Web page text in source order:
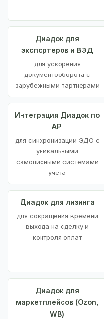
Диадок для
экспортеров и ВЭД
для ускорения
документооборота с
зарубежными партнерами
Интеграция Диадок по
API
для синхронизации ЭДО с
уникальными
самописными системами
учета
Диадок для лизинга
для сокращения времени
выхода на сделку и
контроля оплат
Диадок для
маркетплейсов (Ozon,
WB)